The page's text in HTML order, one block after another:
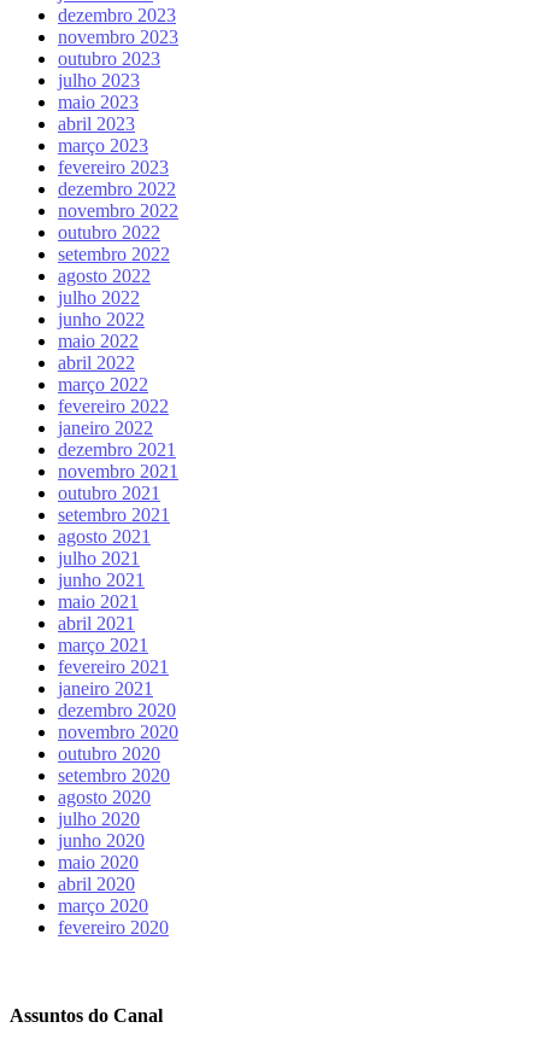
dezembro 2023
novembro 2023
outubro 2023
julho 2023
maio 2023
abril 2023
março 2023
fevereiro 2023
dezembro 2022
novembro 2022
outubro 2022
setembro 2022
agosto 2022
julho 2022
junho 2022
maio 2022
abril 2022
março 2022
fevereiro 2022
janeiro 2022
dezembro 2021
novembro 2021
outubro 2021
setembro 2021
agosto 2021
julho 2021
junho 2021
maio 2021
abril 2021
março 2021
fevereiro 2021
janeiro 2021
dezembro 2020
novembro 2020
outubro 2020
setembro 2020
agosto 2020
julho 2020
junho 2020
maio 2020
abril 2020
março 2020
fevereiro 2020
Assuntos do Canal